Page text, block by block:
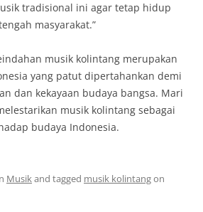
tradisional ini agar tetap hidup
masyarakat.”
musik kolintang merupakan
yang patut dipertahankan demi
dan kekayaan budaya bangsa. Mari
musik kolintang sebagai
budaya Indonesia.
Musikand tagged musik kolintangon